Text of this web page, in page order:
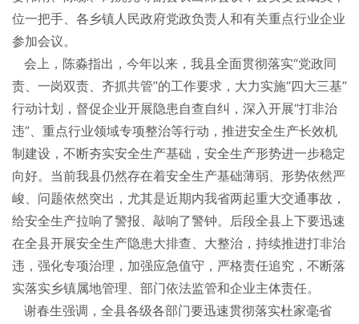
位一把手、各乡镇人民政府党政负责人和有关重点行业企业
参加会议。
会上，陈淼指出，今年以来，我县全面贯彻落实“党政同
责、一岗双责、齐抓共管”的工作要求，大力实施“四大三基”
行动计划，督促企业开展隐患自查自纠，深入开展“打非治
违”、重点行业领域专项整治等行动，推进安全生产长效机
制建设，不断夯实安全生产基础，安全生产形势进一步稳定
向好。当前我县仍然存在着安全生产基础薄弱、形势依然严
峻、问题依然突出，尤其是近期内我省两起重大交通事故，
给安全生产拉响了警报、敲响了警钟。后段全县上下要迅速
在全县开展安全生产隐患大排查、大整治，持续推进打非治
违，强化专项治理，加强应急值守，严格责任追究，不断落
实落实乡镇属地管理、部门依法监管和企业主体责任。
谢春生强调，全县各级各部门要迅速贯彻落实杜家毫省